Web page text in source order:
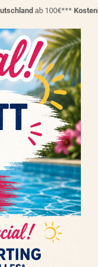
ab 100€***